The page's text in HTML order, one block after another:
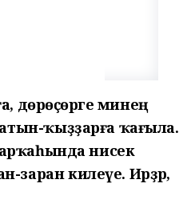
дөрөҫөрәге минең
ҡыҙҙарға ҡағыла.
арҡаһында нисек
килеүе. Ирҙәр, ә